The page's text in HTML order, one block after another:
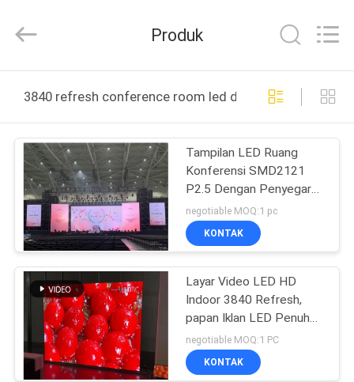
RUMAH
PRODUK
TAMPILAN
VR
TENTANG
KAMI
TUR
PABRIK
LED
Co.,Ltd.
Reserved.
Produk
3840 refresh conference room led display pembuatan
Tampilan LED Ruang
Konferensi SMD2121
P2.5 Dengan Penyegaran
3840
negotiable MOQ:1 pc
KONTAK
Layar Video LED HD
Indoor 3840 Refresh,
papan Iklan LED Penuh
Warna RGB
negotiable MOQ:1 PC
KONTAK